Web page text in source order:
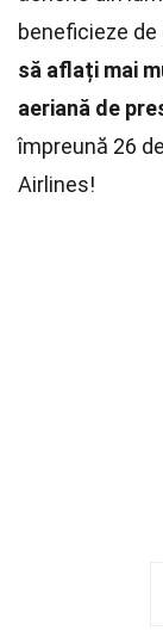
beneficieze
să aflați mai
aeriană de
împreună 26
Airlines!